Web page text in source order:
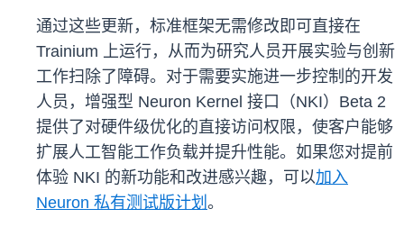
通过这些更新，标准框架无需修改即可直接在
Trainium 上运行，从而为研究人员开展实验与创新
工作扫除了障碍。对于需要实施进一步控制的开发
人员，增强型 Neuron Kernel 接口（NKI）Beta 2
提供了对硬件级优化的直接访问权限，使客户能够
扩展人工智能工作负载并提升性能。如果您对提前
体验 NKI 的新功能和改进感兴趣，可以加入
Neuron 私有测试版计划 。